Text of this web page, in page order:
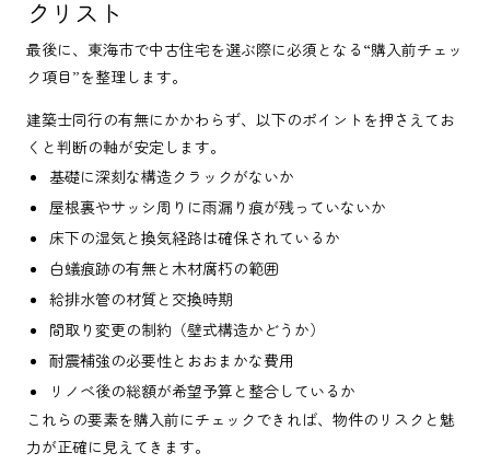
クリスト
最後に、東海市で中古住宅を選ぶ際に必須となる“購入前チェッ
ク項目”を整理します。
建築士同行の有無にかかわらず、以下のポイントを押さえてお
くと判断の軸が安定します。
基礎に深刻な構造クラックがないか
屋根裏やサッシ周りに雨漏り痕が残っていないか
床下の湿気と換気経路は確保されているか
白蟻痕跡の有無と木材腐朽の範囲
給排水管の材質と交換時期
間取り変更の制約（壁式構造かどうか）
耐震補強の必要性とおおまかな費用
リノベ後の総額が希望予算と整合しているか
これらの要素を購入前にチェックできれば、物件のリスクと魅
力が正確に見えてきます。